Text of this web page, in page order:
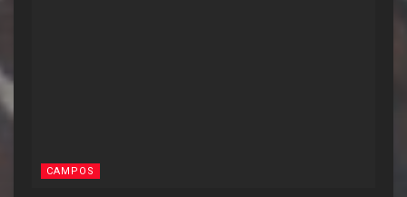
CAMPOS